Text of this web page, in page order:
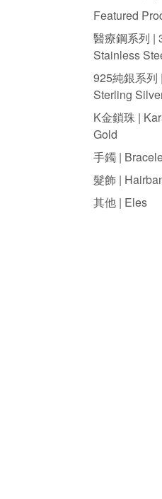
Featured
醫療鋼系列 |
Stainless
925純銀系列 |
Sterling
K金鎖珠 |
Gold
手鐲 |
髮飾 |
其他 | Eles